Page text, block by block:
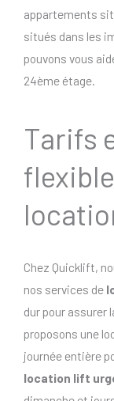
appartements
situés dans les
pouvons vous
24ème étage.
Tarifs
Chez Quicklift,
nos services de
dur pour assurer
proposons une
journée entière
location lift